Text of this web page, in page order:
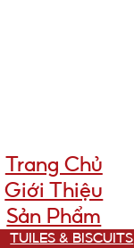
Trang Chủ
Giới Thiệu
Sản Phẩm
TUILES & BISCUITS